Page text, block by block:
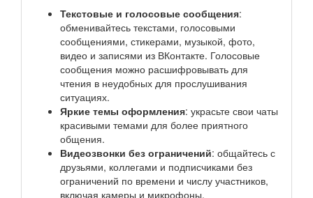
Текстовые и голосовые сообщения:
обменивайтесь текстами, голосовыми
сообщениями, стикерами, музыкой, фото,
видео и записями из ВКонтакте. Голосовые
сообщения можно расшифровывать для
чтения в неудобных для прослушивания
ситуациях.
Яркие темы оформления: украсьте свои чаты
красивыми темами для более приятного
общения.
Видеозвонки без ограничений: общайтесь с
друзьями, коллегами и подписчиками без
ограничений по времени и числу участников,
включая камеры и микрофоны.